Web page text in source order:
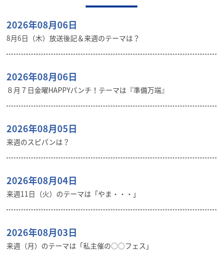
2026年08月06日
8月6日（木）放送後記＆来週のテーマは？
2026年08月06日
８月７日金曜HAPPYパンチ！テーマは『準備万端』
2026年08月05日
来週のスピパンは？
2026年08月04日
来週11日（火）のテーマは「やま・・・」
2026年08月03日
来週（月）のテーマは「私主催の○○フェス」